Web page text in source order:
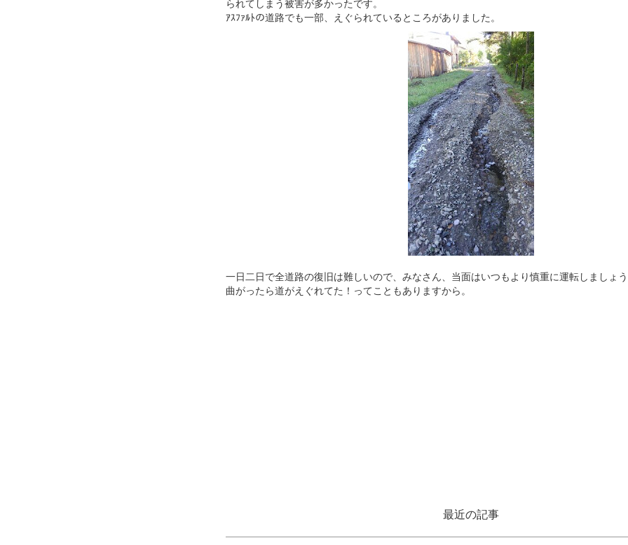
られてしまう被害が多かったです。
ｱｽﾌｧﾙﾄの道路でも一部、えぐられているところがありました。
一日二日で全道路の復旧は難しいので、みなさん、当面はいつもより慎重に運転しましょ
曲がったら道がえぐれてた！ってこともありますから。
最近の記事